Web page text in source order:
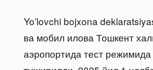
Yoʻlovchi bojxona
ва мобил илова Тошкент
аэропортида тест